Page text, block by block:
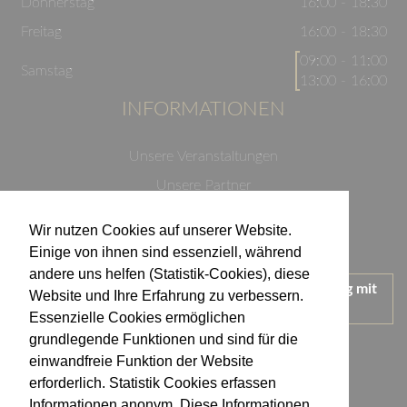
Wir nutzen Cookies auf unserer Website.
Einige von ihnen sind essenziell, während
andere uns helfen (Statistik-Cookies), diese
Website und Ihre Erfahrung zu verbessern.
Essenzielle Cookies ermöglichen
grundlegende Funktionen und sind für die
einwandfreie Funktion der Website
erforderlich. Statistik Cookies erfassen
Freitag
16:00 - 18:30
Samstag
09:00 - 11:00
13:00 - 16:00
INFORMATIONEN
Unsere Veranstaltungen
Unsere Partner
Impressum
Wir treten für einen verantwortungsvollen Umgang mit
Alkohol ein.
KONTAKT
Weingut Kistenmacher & Hengerer